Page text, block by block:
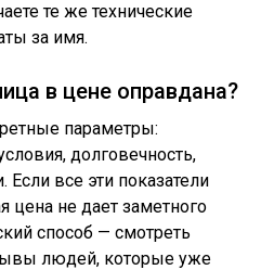
те же технические
за имя.
в цене оправдана?
параметры:
долговечность,
все эти показатели
цена не дает заметного
способ — смотреть
людей, которые уже